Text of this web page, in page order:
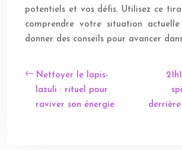
potentiels et vos défis. Utilisez ce
comprendre votre situation
donner des conseils pour avancer
Nettoyer le lapis-
lazuli : rituel pour
raviver son énergie